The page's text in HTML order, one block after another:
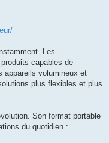
Les
capables de
appareils volumineux et
plus flexibles et plus
Son format portable
du quotidien :